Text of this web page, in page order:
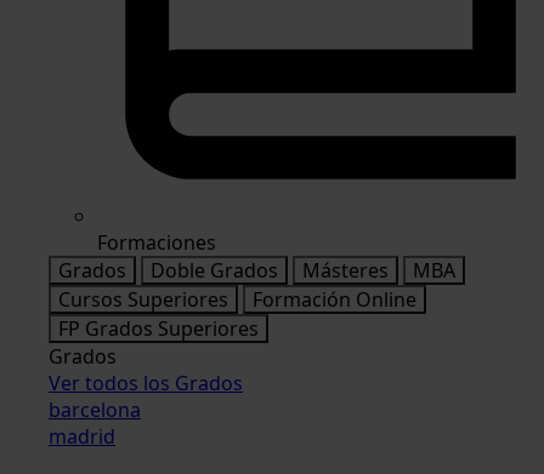
Formaciones
Grados
Doble Grados Másteres
MBA
Cursos Superiores
Formación Online
FP Grados Superiores
Grados
Ver todos los Grados
barcelona
madrid